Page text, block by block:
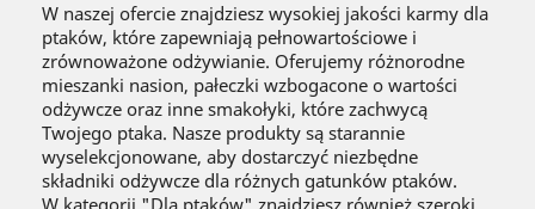
W naszej ofercie znajdziesz wysokiej jakości karmy dla
ptaków, które zapewniają pełnowartościowe i
zrównoważone odżywianie. Oferujemy różnorodne
mieszanki nasion, pałeczki wzbogacone o wartości
odżywcze oraz inne smakołyki, które zachwycą
Twojego ptaka. Nasze produkty są starannie
wyselekcjonowane, aby dostarczyć niezbędne
składniki odżywcze dla różnych gatunków ptaków.
W kategorii "Dla ptaków" znajdziesz również szeroki